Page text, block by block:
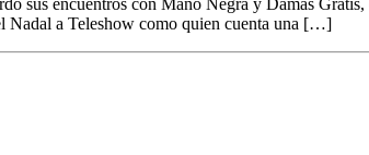
sus encuentros con Mano Negra y Damas
Nadal a Teleshow como quien cuenta una […]